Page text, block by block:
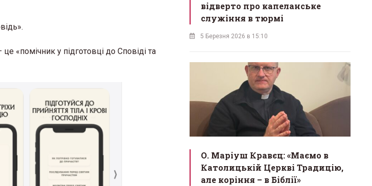
«помічник у підготовці до Сповіді та
відверто про капеланське
служіння в тюрмі
5 Березня 2026 в 15:10
О. Маріуш Кравєц: «Маємо в
Католицькій Церкві Традицію,
але коріння – в Біблії»